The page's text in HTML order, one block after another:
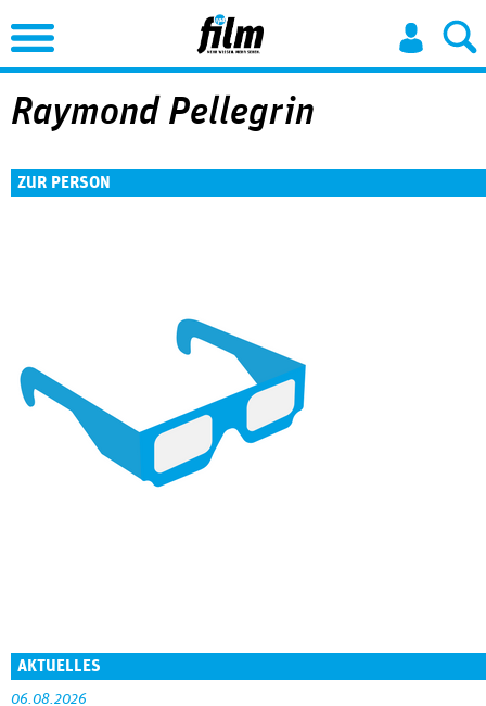
Jump to Navigation
Raymond Pellegrin
ZUR PERSON
AKTUELLES
06.08.2026